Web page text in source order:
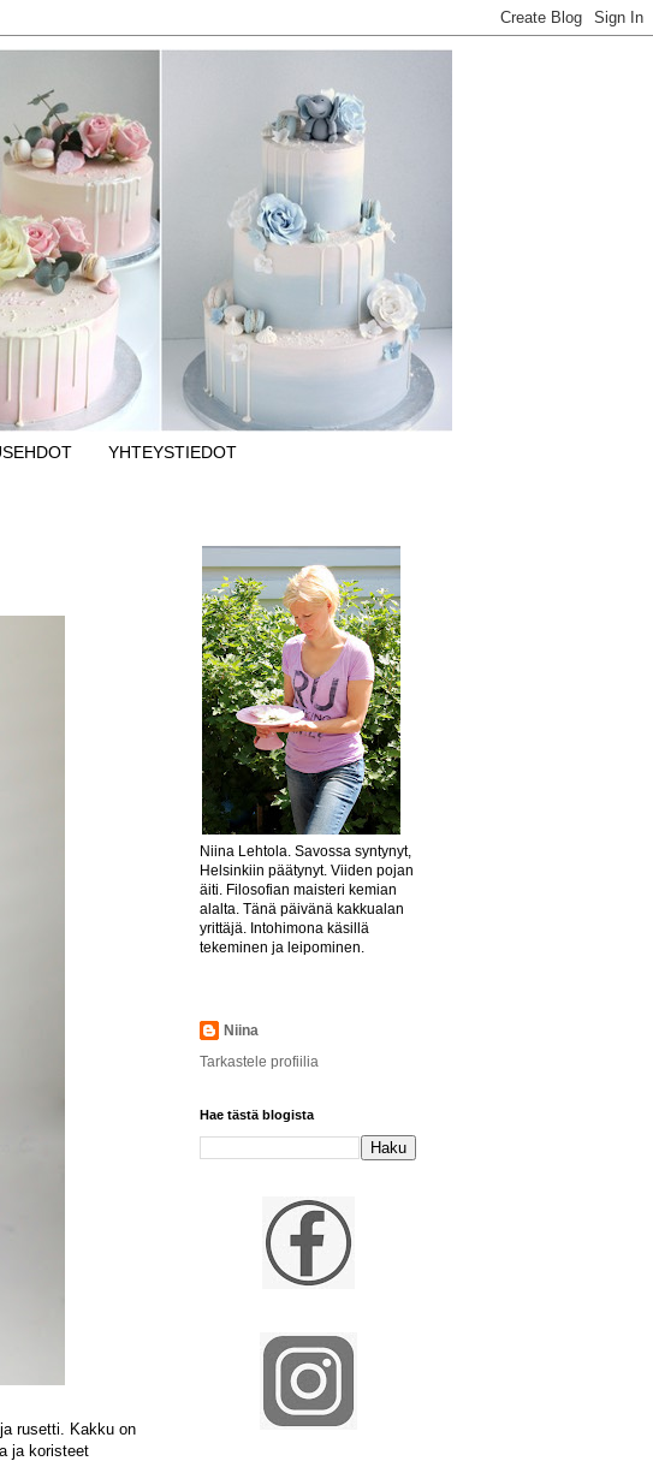
YHTEYSTIEDOT
rusetti. Kakku on
ja koristeet
Niina Lehtola. Savossa syntynyt,
Helsinkiin päätynyt. Viiden pojan
äiti. Filosofian maisteri kemian
alalta. Tänä päivänä kakkualan
yrittäjä. Intohimona käsillä
tekeminen ja leipominen.
Niina
Tarkastele profiilia
Hae tästä blogista